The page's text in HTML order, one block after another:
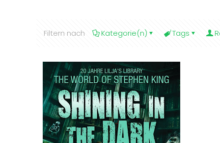
Filtern nach Kategorie(n) Tags